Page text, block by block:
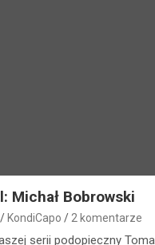
Michał Bobrowski
KondiCapo 2 komentarze
serii podopieczny